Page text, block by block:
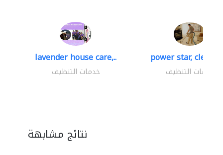
lavender house care,..
خدمات التنظيف
power star,
خدمات التنظيف
نتائج مشابهة